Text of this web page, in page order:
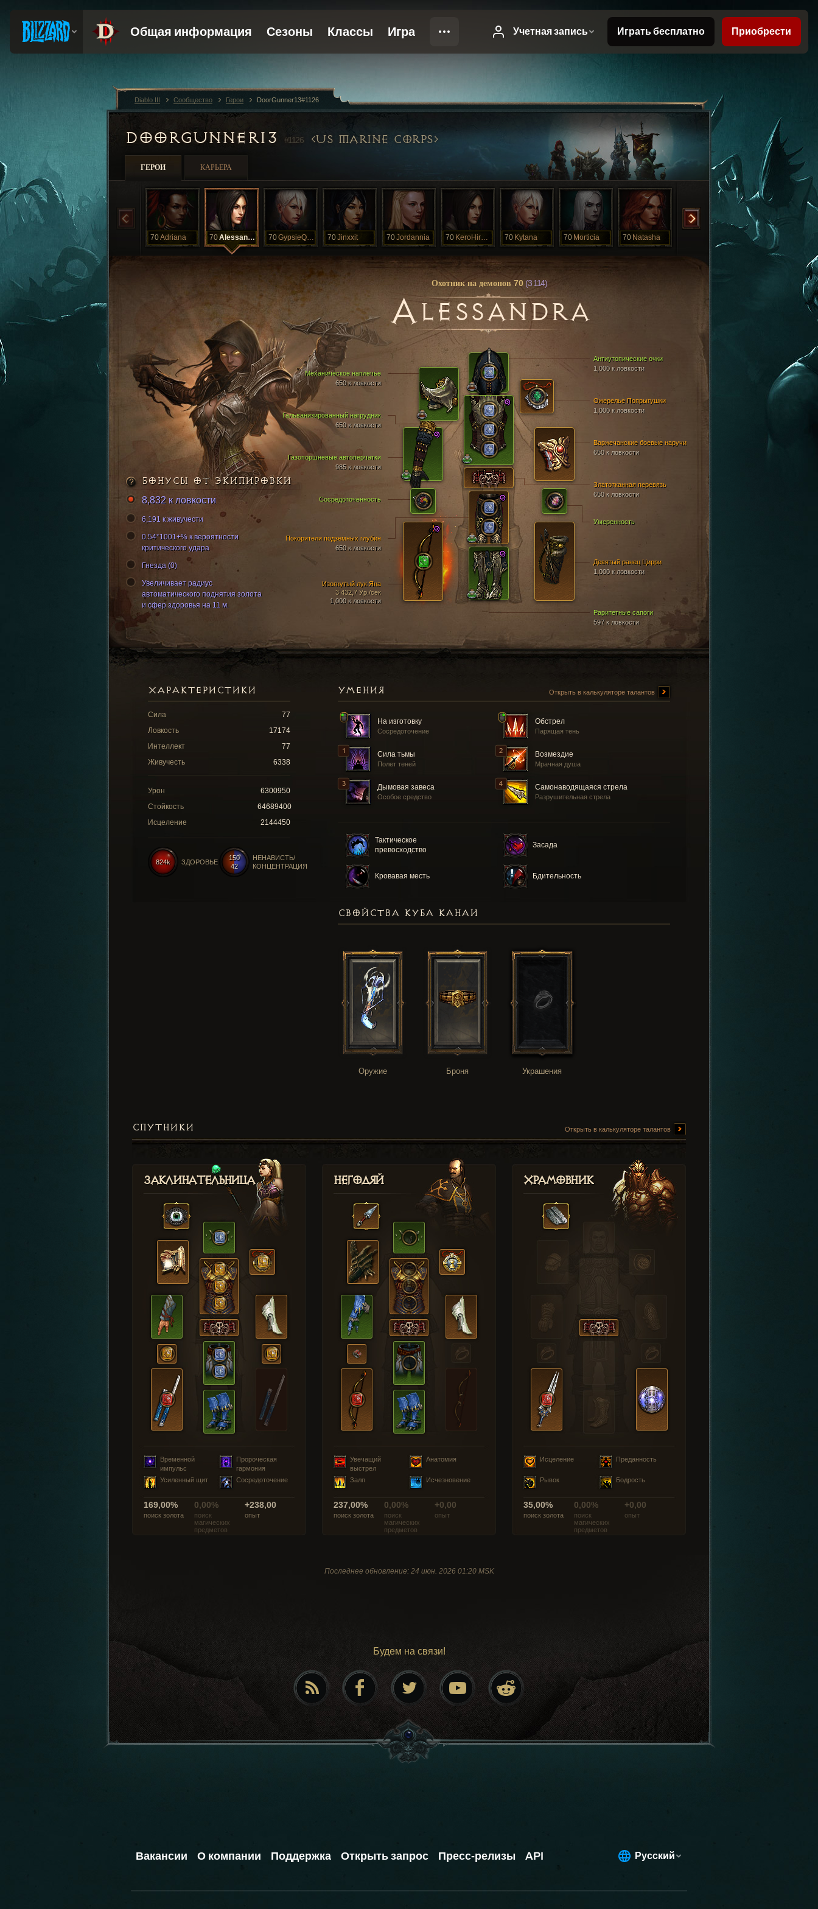
DOORGUNNER13 #1126 US MARINE CORPS
ГЕРОИ КАРЬЕРА
70Adriana 70 Alessandra 70 GypsieQueen 70Jinxxit 70Jordannia 70 KeroHireyo 70 Kytana 70 Morticia 70 Natasha 70
Охотник на демонов70 (3 114)
ALESSANDRA
Антиутопические очки
1,000 к ловкости
Гальванизированный нагрудник
650 к ловкости
Раритетные сапоги
597 к ловкости
Газопоршневые автоперчатки
985 к ловкости
Механическое наплечье
650 к ловкости
Покорители подземных глубин
650 к ловкости
Варжечанские боевые наручи
650 к ловкости
Изогнутый лук Яна
3 432,7 Ур./сек
1,000 к ловкости
Девятый ранец Цирри
1,000 к ловкости
Златотканная перевязь
650 к ловкости
Умеренность
Сосредоточенность
Ожерелье Попрыгушки
1,000 к ловкости
БОНУСЫ ОТ ЭКИПИРОВКИ
8,832 к ловкости
6,191 к живучести
0.54*1001+% к вероятности
критического удара
Гнезда (0)
Увеличивает радиус
автоматического поднятия золота
и сфер здоровья на 11 м.
УМЕНИЯ Открыть в калькуляторе талантов
На изготовку
Сосредоточение
Обстрел
Парящая тень
Сила тьмы
Полет теней
Возмездие
Мрачная душа
Дымовая завеса
Особое средство
Самонаводящаяся стрела
Разрушительная стрела
Тактическое
превосходство
Засада
Кровавая месть Бдительность
ХАРАКТЕРИСТИКИ
Сила
77
Ловкость
17174
Интеллект
77
Живучесть
6338
Урон
6300950
Стойкость
64689400
Исцеление
2144450
150
42
НЕНАВИСТЬ/
КОНЦЕНТРАЦИЯ
824k ЗДОРОВЬЕ
СВОЙСТВА КУБА КАНАИ
Оружие Броня Украшения
СПУТНИКИ Открыть в калькуляторе талантов
Заклинательница
Временной
импульс
Пророческая
гармония
Усиленный щит
Сосредоточение
169,00%
поиск золота
0,00%
поиск
магических
предметов
+238,00
опыт
Негодяй
Увечащий
выстрел
Анатомия
Залп Исчезновение
237,00%
поиск золота
0,00%
поиск
магических
предметов
+0,00
опыт
Храмовник
Исцеление Преданность
Рывок Бодрость
35,00%
поиск золота
0,00%
поиск
магических
предметов
+0,00
опыт
Последнее обновление: 24 июн. 2026 01:20 MSK
Будем на связи!
Diablo III Сообщество Герои DoorGunner13#1126